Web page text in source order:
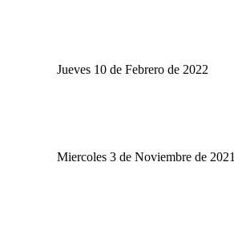
Jueves 10 de Febrero de 2022
Miercoles 3 de Noviembre de 2021